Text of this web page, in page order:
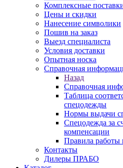
Комплексные
Цены и скидки
Нанесение символики
Пошив на заказ
Выезд специалиста
Условия доставки
Опытная носка
Справочная
Назад
Справочная
Таблица
спецодежды
Нормы выдачи
Спецодежда за
компенсации
Правила работы
Контакты
Дилеры ПРАБО